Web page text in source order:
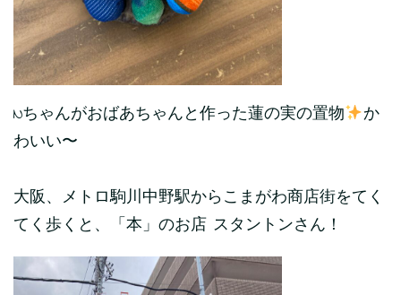
Nちゃんがおばあちゃんと作った蓮の実の置物
か
わいい〜
大阪、メトロ駒川中野駅からこまがわ商店街をてく
てく歩くと、「本」のお店 スタントンさん！